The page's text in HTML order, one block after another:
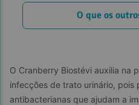
O que os
O Cranberry Biostévi auxilia na
infecções de trato urinário, pois
antibacterianas que ajudam a